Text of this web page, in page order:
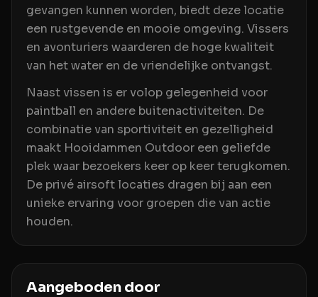
gevangen kunnen worden, biedt deze locatie
een rustgevende en mooie omgeving. Vissers
en avonturiers waarderen de hoge kwaliteit
van het water en de vriendelijke ontvangst.
Naast vissen is er volop gelegenheid voor
paintball en andere buitenactiviteiten. De
combinatie van sportiviteit en gezelligheid
maakt Hooidammen Outdoor een geliefde
plek waar bezoekers keer op keer terugkomen.
De privé airsoft locaties dragen bij aan een
unieke ervaring voor groepen die van actie
houden.
Aangeboden door